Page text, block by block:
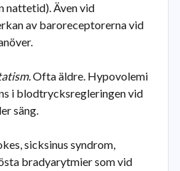
nattetid). Även vid
av baroreceptorerna vid
Ofta äldre. Hypovolemi
i blodtrycksregleringen vid
säng.
sicksinus syndrom,
bradyarytmier som vid